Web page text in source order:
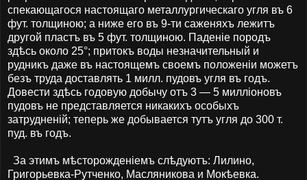
спекающагося настоящаго металлургическаго угля въ 6
фут. толщиною; а ниже его въ 9-ти саженяхъ лежитъ
другой пластъ въ 5 фут. толщиною. Паденіе породъ
здѣсь около 25°; притокъ воды незначительный и
рудникъ даже въ настоящемъ своемъ положеніи можетъ
безъ труда доставлять 1 милл. пудовъ угля въ годъ.
Довести здѣсь годовую добычу отъ 3 — 5 милліоновъ
пудовъ не представляется никакихъ особыхъ
затрудненій; теперь же добывается тутъ угля до 300 т.
пуд. въ годъ.
За этимъ мѣсторожденіемъ слѣдуютъ: Лилино,
Григорьевка-Рутченко, Масляникова и Мокѣевка.